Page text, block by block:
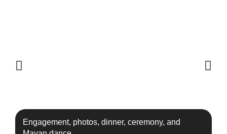
Engagement, photos, dinner, ceremony, and